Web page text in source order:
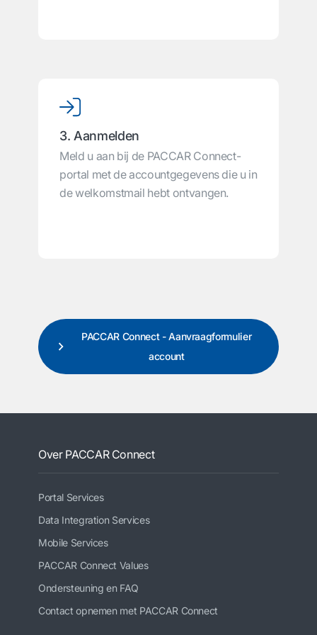
3. Aanmelden
Meld u aan bij de PACCAR Connect-
portal met de accountgegevens die u in
de welkomstmail hebt ontvangen.
PACCAR Connect - Aanvraagformulier
account
Over PACCAR Connect
Portal Services
Data Integration Services
Mobile Services
PACCAR Connect Values
Ondersteuning en FAQ
Contact opnemen met PACCAR Connect